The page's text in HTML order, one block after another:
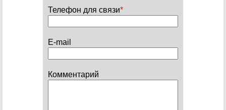
Телефон для связи*
E-mail
Комментарий